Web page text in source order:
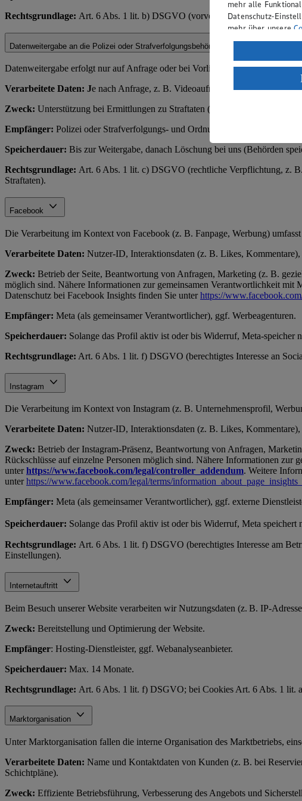
Rechtsgrundlage: Art. 6 Abs. 1 lit. b) DSGVO (vorvertragliche
Datenweitergabe an die Polizei oder Strafverfolgungsbehörden
Datenweitergabe erfolgt nur auf Anfrage oder bei Vorliegen eines rechtlichen
Verarbeitete Daten: Je nach Anfrage, z. B. Videoaufnahmen, Zahlungsdaten
Zweck: Unterstützung bei Ermittlungen zu Straftaten (z. B. Diebstahl).
Empfänger: Polizei oder Strafverfolgungs- und Ordnungsbehörden.
Speicherdauer: Bis zur Weitergabe, danach Löschung bei uns (Behörden
Rechtsgrundlage: Art. 6 Abs. 1 lit. c) DSGVO (rechtliche Verpflichtung, z.
Straftaten).
Facebook
Die Verarbeitung im Kontext von Facebook (z. B. Fanpage, Werbung)
Verarbeitete Daten: Nutzer-ID, Interaktionsdaten (z. B. Likes,
Zweck: Betrieb der Seite, Beantwortung von Anfragen, Marketing (z. B.
möglich sind. Nähere Informationen zur gemeinsamen Verantwortlichkeit mit
Datenschutz bei Facebook Insights finden Sie unterhttps://
Empfänger: Meta (als gemeinsamer Verantwortlicher), ggf. Werbeagenturen.
Speicherdauer: Solange das Profil aktiv ist oder bis Widerruf, Meta-
Rechtsgrundlage: Art. 6 Abs. 1 lit. f) DSGVO (berechtigtes Interesse an
Instagram
Die Verarbeitung im Kontext von Instagram (z. B. Unternehmensprofil,
Verarbeitete Daten: Nutzer-ID, Interaktionsdaten (z. B. Likes,
Zweck: Betrieb der Instagram-Präsenz, Beantwortung von Anfragen,
Rückschlüsse auf einzelne Personen möglich sind. Nähere Informationen
unterhttps://www.facebook.com/legal/controller_addendum. Weitere
unterhttps://www.facebook.com/legal/terms/
Empfänger: Meta (als gemeinsamer Verantwortlicher), ggf. externe
Speicherdauer: Solange das Profil aktiv ist oder bis Widerruf, Meta
Rechtsgrundlage: Art. 6 Abs. 1 lit. f) DSGVO (berechtigtes Interesse am
Einstellungen).
Internetauftritt
Beim Besuch unserer Website verarbeiten wir Nutzungsdaten (z. B. IP-
Zweck: Bereitstellung und Optimierung der Website.
Empfänger: Hosting-Dienstleister, ggf. Webanalyseanbieter.
Speicherdauer: Max. 14 Monate.
Rechtsgrundlage: Art. 6 Abs. 1 lit. f) DSGVO; bei Cookies Art. 6 Abs. 1 lit.
Marktorganisation
Unter Marktorganisation fallen die interne Organisation des Marktbetriebs,
Verarbeitete Daten: Name und Kontaktdaten von Kunden (z. B. bei
Schichtpläne).
Zweck: Effiziente Betriebsführung, Verbesserung des Angebots und
mehr alle
Datenschutz-
mehr über unsere
Verarbeitung
Wenn du auf
ein, dass deine
einem nach
Risiko eines